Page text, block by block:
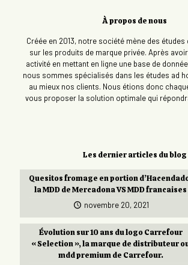
À propos de nous
Créée en 2013, notre société mène des
sur les produits de marque privée. Après
activité en mettant en ligne une base de
nous sommes spécialisés dans les études ad
au mieux nos clients. Nous étions donc
vous proposer la solution optimale qui
Les dernier articles du blog
Quesitos fromage en portion
la MDD de Mercadona VS MDD francaises
novembre 20, 2021
Évolution sur 10 ans du logo Carrefour
« Selection », la marque de distributeur
mdd premium de Carrefour.